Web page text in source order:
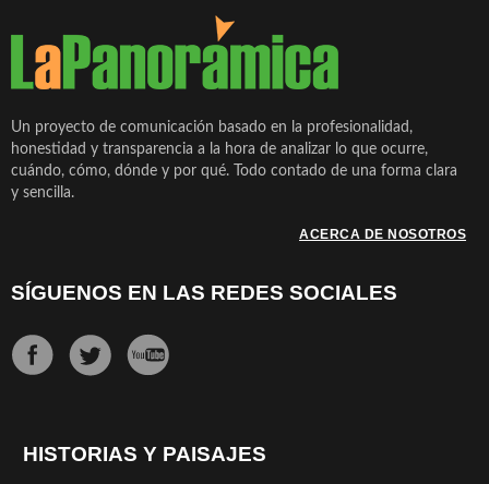
Un proyecto de comunicación basado en la profesionalidad,
honestidad y transparencia a la hora de analizar lo que ocurre,
cuándo, cómo, dónde y por qué. Todo contado de una forma clara
y sencilla.
ACERCA DE NOSOTROS
SÍGUENOS EN LAS REDES SOCIALES
HISTORIAS Y PAISAJES